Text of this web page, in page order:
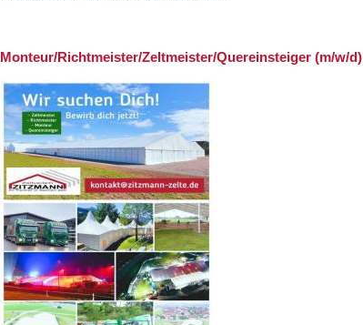
Monteur/Richtmeister/Zeltmeister/Quereinsteiger (m/w/d)